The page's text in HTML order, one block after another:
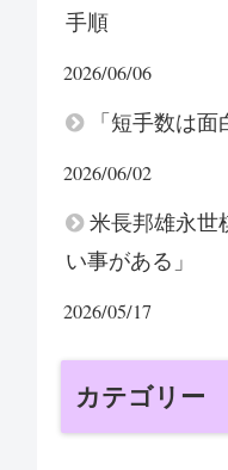
手順
2026/06/06
「短手数は面
2026/06/02
米長邦雄永世
い事がある」
2026/05/17
カテゴリー